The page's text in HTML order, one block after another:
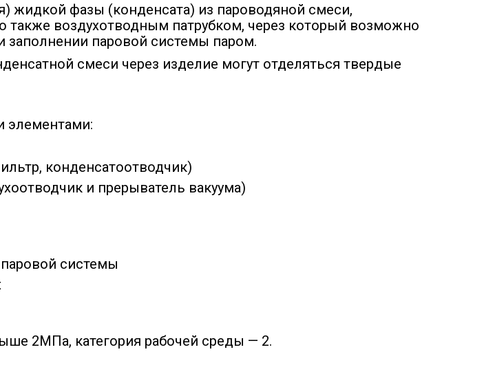
жидкой фазы (конденсата) из пароводяной смеси,
также воздухотводным патрубком, через который возможно
заполнении паровой системы паром.
смеси через изделие могут отделяться твердые
элементами:
конденсатоотводчик)
и прерыватель вакуума)
системы
2МПа, категория рабочей среды — 2.